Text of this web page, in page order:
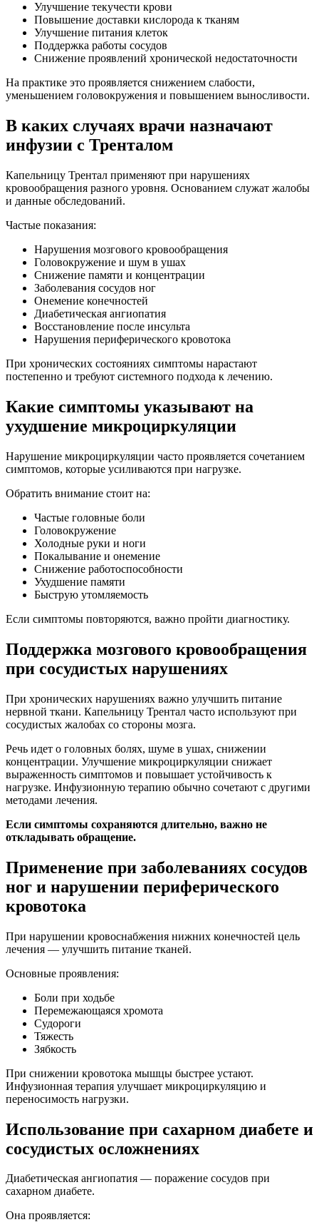
Улучшение текучести крови
Повышение доставки кислорода к тканям
Улучшение питания клеток
Поддержка работы сосудов
Снижение проявлений хронической недостаточности
На практике это проявляется снижением слабости,
уменьшением головокружения и повышением выносливости.
В каких случаях врачи назначают
инфузии с Тренталом
Капельницу Трентал применяют при нарушениях
кровообращения разного уровня. Основанием служат жалобы
и данные обследований.
Частые показания:
Нарушения мозгового кровообращения
Головокружение и шум в ушах
Снижение памяти и концентрации
Заболевания сосудов ног
Онемение конечностей
Диабетическая ангиопатия
Восстановление после инсульта
Нарушения периферического кровотока
При хронических состояниях симптомы нарастают
постепенно и требуют системного подхода к лечению.
Какие симптомы указывают на
ухудшение микроциркуляции
Нарушение микроциркуляции часто проявляется сочетанием
симптомов, которые усиливаются при нагрузке.
Обратить внимание стоит на:
Частые головные боли
Головокружение
Холодные руки и ноги
Покалывание и онемение
Снижение работоспособности
Ухудшение памяти
Быструю утомляемость
Если симптомы повторяются, важно пройти диагностику.
Поддержка мозгового кровообращения
при сосудистых нарушениях
При хронических нарушениях важно улучшить питание
нервной ткани. Капельницу Трентал часто используют при
сосудистых жалобах со стороны мозга.
Речь идет о головных болях, шуме в ушах, снижении
концентрации. Улучшение микроциркуляции снижает
выраженность симптомов и повышает устойчивость к
нагрузке. Инфузионную терапию обычно сочетают с другими
методами лечения.
Если симптомы сохраняются длительно, важно не
откладывать обращение.
Применение при заболеваниях сосудов
ног и нарушении периферического
кровотока
При нарушении кровоснабжения нижних конечностей цель
лечения — улучшить питание тканей.
Основные проявления:
Боли при ходьбе
Перемежающаяся хромота
Судороги
Тяжесть
Зябкость
При снижении кровотока мышцы быстрее устают.
Инфузионная терапия улучшает микроциркуляцию и
переносимость нагрузки.
Использование при сахарном диабете и
сосудистых осложнениях
Диабетическая ангиопатия — поражение сосудов при
сахарном диабете.
Она проявляется: